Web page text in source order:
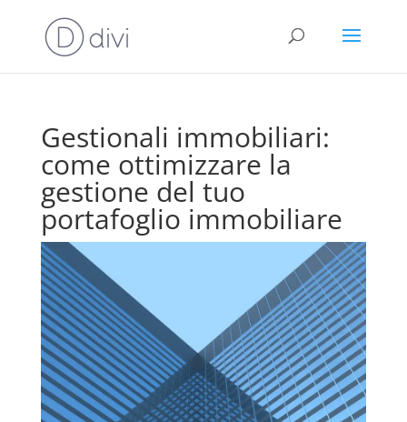
Gestionali immobiliari:
come ottimizzare la
gestione del tuo
portafoglio immobiliare